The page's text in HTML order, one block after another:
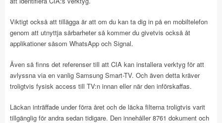
Viktigt också att tillägga är att om du kan ta dig in på en mobiltelefon
genom att utnyttja sårbarheter så kommer du givetvis också åt
applikationer såsom WhatsApp och Signal.
Även så finns det referenser till att CIA kan installera verktyg för att
avlyssna via en vanlig Samsung Smart-TV. Och även detta kräver
troligtvis fysisk access till TV:n innan eller när den införskaffas.
Läckan inträffade under förra året och de läcka filterna troligtvis varit
tillgänglig för andra sedan tidigare. Den innehåller 8761 dokument och